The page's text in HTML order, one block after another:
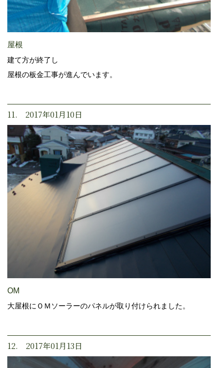
屋根
建て方が終了し
屋根の板金工事が進んでいます。
11. 2017年01月10日
OM
大屋根にＯＭソーラーのパネルが取り付けられました。
12. 2017年01月13日